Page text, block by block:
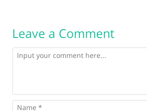
Leave a Comment